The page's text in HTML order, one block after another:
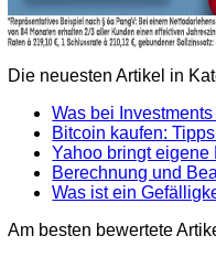
Die neuesten Artikel in
Was bei
Bitcoin kaufen:
Yahoo bringt eigene
Berechnung und
Was ist ein
Am besten bewertete